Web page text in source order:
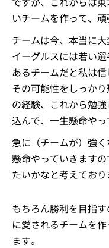
いチームを作って、
チームは今、本当に
イーグルスには若い
あるチームだと私は信
その可能性をしっか
の経験、これから勉
込んで、一生懸命やっ
急に（チームが）強
懸命やっていきます
たいかなと考えており
もちろん勝利を目指
に愛されるチームを
ます。